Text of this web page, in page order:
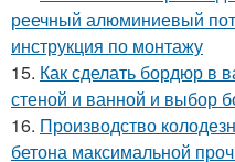
реечный алюминиевый
инструкция по монтажу
15. Как сделать бордюр в
стеной и ванной и выбор
16. Производство
бетона максимальной